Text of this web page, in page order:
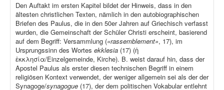
Den Auftakt im ersten Kapitel bildet der Hinweis, dass in den
ältesten christlichen Texten, nämlich in den autobiographischen
Briefen des Paulus, die in den 50er Jahren auf Griechisch verfasst
wurden, die Gemeinschaft der Schüler Christi erscheint, basierend
auf dem Begriff: Versammlung («rassemblement», 17), im
Ursprungssinn des Wortes ekklesia (17) (ἡ
ἐκκλησία/Einzelgemeinde, Kirche). B. weist darauf hin, dass der
Apostel Paulus als erster diesen technischen Begriff in einem
religiösen Kontext verwendet, der weniger allgemein sei als der der
Synagoge/synagogue (17), der dem politischen Vokabular entlehnt